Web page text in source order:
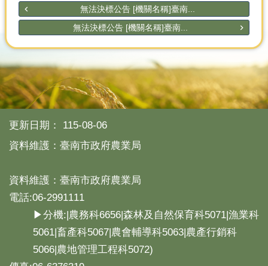
無法決標公告 [機關名稱]臺南...
無法決標公告 [機關名稱]臺南...
更新日期：
115-08-06
資料維護：臺南市政府農業局
資料維護：臺南市政府農業局
電話:06-2991111
▶分機:|農務科6656|森林及自然保育科5071|漁業科
5061|畜產科5067|農會輔導科5063|農產行銷科
5066|農地管理工程科5072)